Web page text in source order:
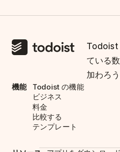
Todoist
ている
加わろう
機能
Todoist の機能
ビジネス
料金
比較する
テンプレート